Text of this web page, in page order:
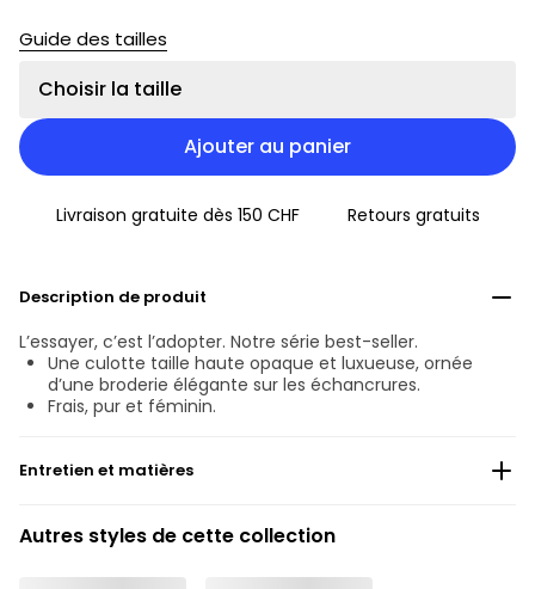
Guide des tailles
Choisir la taille
Ajouter au panier
Livraison gratuite dès 150 CHF Retours gratuits
Description de produit
L’essayer, c’est l’adopter. Notre série best-seller.
Une culotte taille haute opaque et luxueuse, ornée
d’une broderie élégante sur les échancrures.
Frais, pur et féminin.
Entretien et matières
Lavage professionnel exclu
Séchage à la machine exclu
Autres styles de cette collection